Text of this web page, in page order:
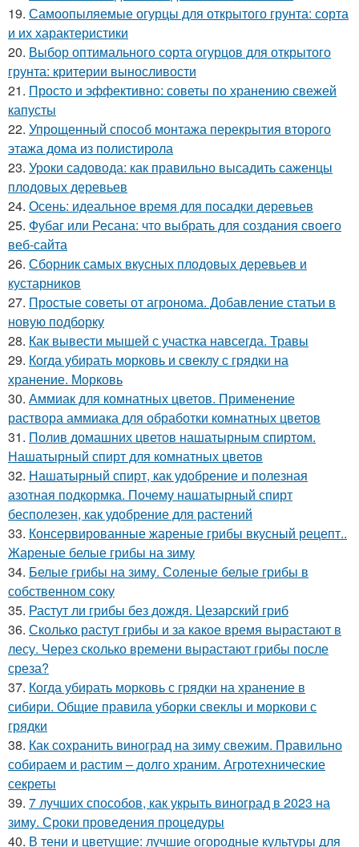
19. Самоопыляемые огурцы для открытого грунта: сорта
и их характеристики
20. Выбор оптимального сорта огурцов для открытого
грунта: критерии выносливости
21. Просто и эффективно: советы по хранению свежей
капусты
22. Упрощенный способ монтажа перекрытия второго
этажа дома из полистирола
23. Уроки садовода: как правильно высадить саженцы
плодовых деревьев
24. Осень: идеальное время для посадки деревьев
25. Фубаг или Ресана: что выбрать для создания своего
веб-сайта
26. Сборник самых вкусных плодовых деревьев и
кустарников
27. Простые советы от агронома. Добавление статьи в
новую подборку
28. Как вывести мышей с участка навсегда. Травы
29. Когда убирать морковь и свеклу с грядки на
хранение. Морковь
30. Аммиак для комнатных цветов. Применение
раствора аммиака для обработки комнатных цветов
31. Полив домашних цветов нашатырным спиртом.
Нашатырный спирт для комнатных цветов
32. Нашатырный спирт, как удобрение и полезная
азотная подкормка. Почему нашатырный спирт
бесполезен, как удобрение для растений
33. Консервированные жареные грибы вкусный рецепт..
Жареные белые грибы на зиму
34. Белые грибы на зиму. Соленые белые грибы в
собственном соку
35. Растут ли грибы без дождя. Цезарский гриб
36. Сколько растут грибы и за какое время вырастают в
лесу. Через сколько времени вырастают грибы после
среза?
37. Когда убирать морковь с грядки на хранение в
сибири. Общие правила уборки свеклы и моркови с
грядки
38. Как сохранить виноград на зиму свежим. Правильно
собираем и растим – долго храним. Агротехнические
секреты
39. 7 лучших способов, как укрыть виноград в 2023 на
зиму. Сроки проведения процедуры
40. В тени и цветущие: лучшие огородные культуры для